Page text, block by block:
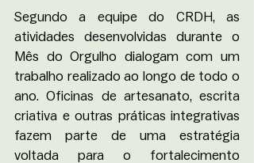
Segundo a equipe do CRDH, as
atividades desenvolvidas durante o
Mês do Orgulho dialogam com um
trabalho realizado ao longo de todo o
ano. Oficinas de artesanato, escrita
criativa e outras práticas integrativas
fazem parte de uma estratégia
voltada para o fortalecimento